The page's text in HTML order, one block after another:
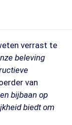
verrast te
beleving
van
bijbaan op
biedt om